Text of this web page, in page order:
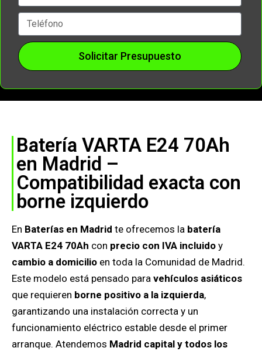
Solicitar Presupuesto
Batería VARTA E24 70Ah
en Madrid –
Compatibilidad exacta con
borne izquierdo
En Baterías en Madrid te ofrecemos la batería
VARTA E24 70Ah con precio con IVA incluido y
cambio a domicilio en toda la Comunidad de Madrid.
Este modelo está pensado para vehículos asiáticos
que requieren borne positivo a la izquierda,
garantizando una instalación correcta y un
funcionamiento eléctrico estable desde el primer
arranque. Atendemos Madrid capital y todos los